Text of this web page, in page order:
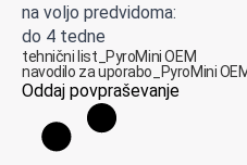
na voljo predvidoma:
do 4 tedne
tehnični list_PyroMini OEM
navodilo za uporabo_PyroMini
Oddaj povpraševanje